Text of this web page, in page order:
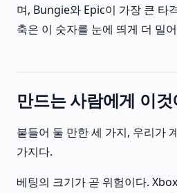
며, Bungie와 Epic이 가장 큰 타
축은 이 숫자를 눈에 띄게 더 밀
만드는 사람에게 이
붙들어 둘 만한 세 가지, 우리가
가지다.
베팅의 크기가 곧 위험이다.